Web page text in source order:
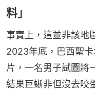
料」
事實上，這並非該地
2023年底，巴西聖
片，一名男子試圖將
結果巨蜥非但沒去咬